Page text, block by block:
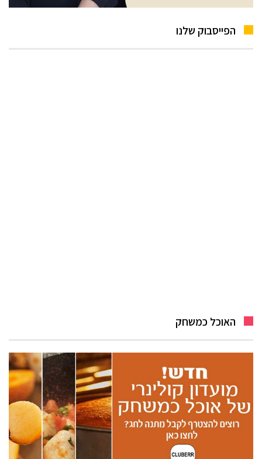
הפייסבוק שלנו
האוכל כמשחק